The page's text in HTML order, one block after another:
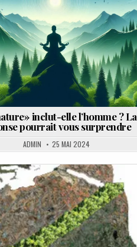
Posted
in
inclut-elle l’homme ? La
pourrait vous surprendre
ADMIN 25 MAI 2024
Posted
in